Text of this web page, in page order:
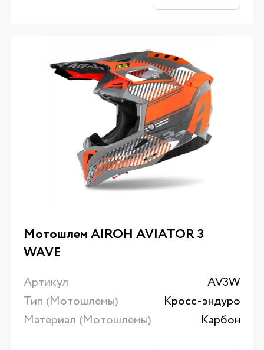
Мотошлем AIROH AVIATOR 3
WAVE
Артикул
AV3W
Тип (Мотошлемы)
Кросс-эндуро
Материал (Мотошлемы)
Карбон